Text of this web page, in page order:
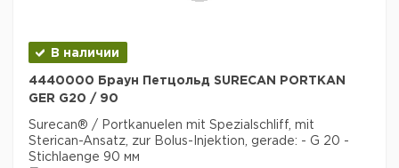
В наличии
4440000 Браун Петцольд SURECAN PORTKAN
GER G20 / 90
Surecan® / Portkanuelen mit Spezialschliff, mit
Sterican-Ansatz, zur Bolus-Injektion, gerade: - G 20 -
Stichlaenge 90 мм